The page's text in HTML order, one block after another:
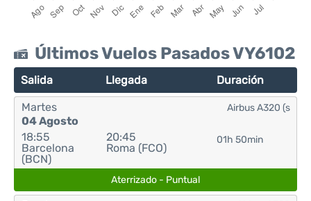
Últimos Vuelos Pasados VY6102
Salida Llegada Duración
Martes
04 Agosto
18:55
Barcelona
(BCN)
20:45
Roma (FCO)
01h 50min
Airbus A320 (s
Aterrizado - Puntual